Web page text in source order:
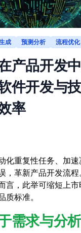
成 预测分析 流程优化
产品开发
件开发与
率
化重复性任务、加
，革新产品开发流
言，此举可缩短上
标准。
需求与分